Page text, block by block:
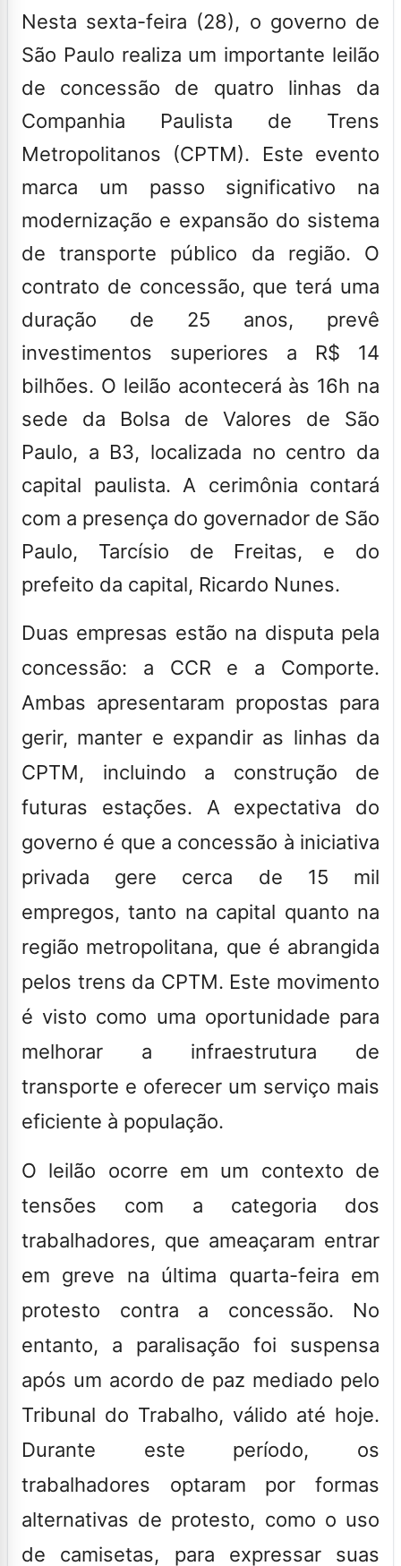
Nesta sexta-feira (28), o governo de
São Paulo realiza um importante leilão
de concessão de quatro linhas da
Companhia Paulista de Trens
Metropolitanos (CPTM). Este evento
marca um passo significativo na
modernização e expansão do sistema
de transporte público da região. O
contrato de concessão, que terá uma
duração de 25 anos, prevê
investimentos superiores a R$ 14
bilhões. O leilão acontecerá às 16h na
sede da Bolsa de Valores de São
Paulo, a B3, localizada no centro da
capital paulista. A cerimônia contará
com a presença do governador de São
Paulo, Tarcísio de Freitas, e do
prefeito da capital, Ricardo Nunes.
Duas empresas estão na disputa pela
concessão: a CCR e a Comporte.
Ambas apresentaram propostas para
gerir, manter e expandir as linhas da
CPTM, incluindo a construção de
futuras estações. A expectativa do
governo é que a concessão à iniciativa
privada gere cerca de 15 mil
empregos, tanto na capital quanto na
região metropolitana, que é abrangida
pelos trens da CPTM. Este movimento
é visto como uma oportunidade para
melhorar a infraestrutura de
transporte e oferecer um serviço mais
eficiente à população.
O leilão ocorre em um contexto de
tensões com a categoria dos
trabalhadores, que ameaçaram entrar
em greve na última quarta-feira em
protesto contra a concessão. No
entanto, a paralisação foi suspensa
após um acordo de paz mediado pelo
Tribunal do Trabalho, válido até hoje.
Durante este período, os
trabalhadores optaram por formas
alternativas de protesto, como o uso
de camisetas, para expressar suas